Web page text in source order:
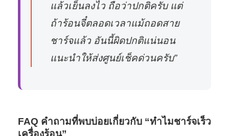
แล้วเย็นลงไว ถือว่าปกติครับ แต่
ถ้าร้อนจี๋ตลอดเวลาแม้ถอดสาย
ชาร์จแล้ว อันนี้ผิดปกติแน่นอน
แนะนำให้ส่งศูนย์เช็คด่วนครับ”
FAQ คำถามที่พบบ่อยเกี่ยวกับ “ทำไมชาร์จเร็ว
เครื่องร้อน”